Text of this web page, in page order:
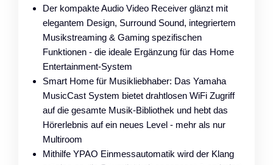
Der kompakte Audio Video Receiver glänzt mit
elegantem Design, Surround Sound, integriertem
Musikstreaming & Gaming spezifischen
Funktionen - die ideale Ergänzung für das Home
Entertainment-System
Smart Home für Musikliebhaber: Das Yamaha
MusicCast System bietet drahtlosen WiFi Zugriff
auf die gesamte Musik-Bibliothek und hebt das
Hörerlebnis auf ein neues Level - mehr als nur
Multiroom
Mithilfe YPAO Einmessautomatik wird der Klang